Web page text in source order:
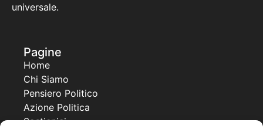
universale.
Pagine
Home
Chi Siamo
Pensiero Politico
Azione Politica
Sostienici